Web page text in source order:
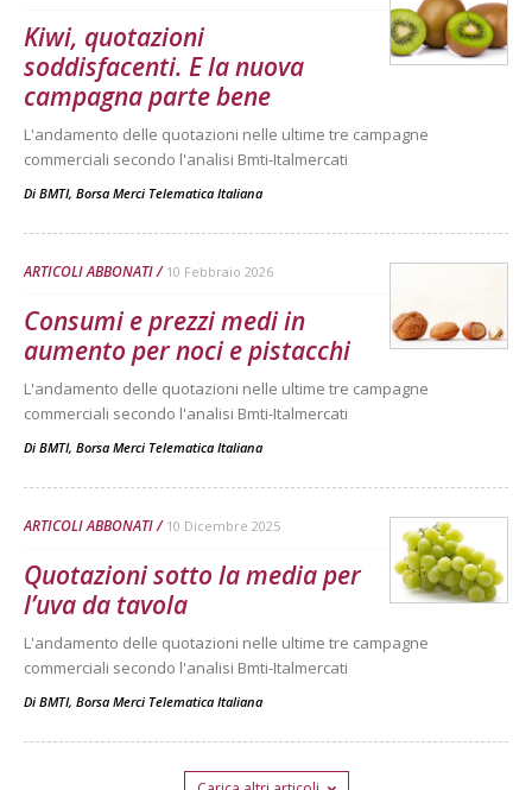
Kiwi, quotazioni
soddisfacenti. E la nuova
campagna parte bene
L'andamento delle quotazioni nelle ultime tre campagne
commerciali secondo l'analisi Bmti-Italmercati
Di BMTI, Borsa Merci Telematica Italiana
ARTICOLI ABBONATI 10 Febbraio 2026
Consumi e prezzi medi in
aumento per noci e pistacchi
L'andamento delle quotazioni nelle ultime tre campagne
commerciali secondo l'analisi Bmti-Italmercati
Di BMTI, Borsa Merci Telematica Italiana
ARTICOLI ABBONATI 10 Dicembre 2025
Quotazioni sotto la media per
l’uva da tavola
L'andamento delle quotazioni nelle ultime tre campagne
commerciali secondo l'analisi Bmti-Italmercati
Di BMTI, Borsa Merci Telematica Italiana